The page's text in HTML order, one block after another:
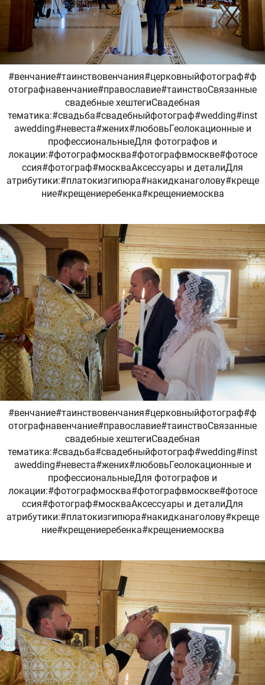
#венчание#таинствовенчания#церковныйфотограф#ф
отографнавенчание#православие#таинствоСвязанные
свадебные хештегиСвадебная
тематика:#свадьба#свадебныйфотограф#wedding#inst
awedding#невеста#жених#любовьГеолокационные и
профессиональныеДля фотографов и
локации:#фотографмосква#фотографвмоскве#фотосе
ссия#фотограф#москваАксессуары и деталиДля
атрибутики:#платокизгипюра#накидканаголову#креще
ние#крещениеребенка#крещениемосква
#венчание#таинствовенчания#церковныйфотограф#ф
отографнавенчание#православие#таинствоСвязанные
свадебные хештегиСвадебная
тематика:#свадьба#свадебныйфотограф#wedding#inst
awedding#невеста#жених#любовьГеолокационные и
профессиональныеДля фотографов и
локации:#фотографмосква#фотографвмоскве#фотосе
ссия#фотограф#москваАксессуары и деталиДля
атрибутики:#платокизгипюра#накидканаголову#креще
ние#крещениеребенка#крещениемосква